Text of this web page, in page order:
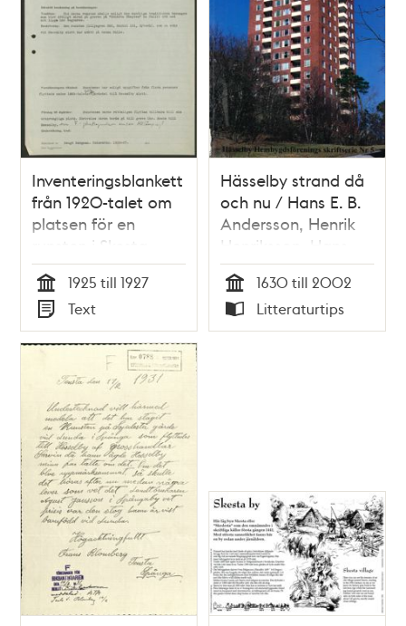
Inventeringsblankett
från 1920-talet om
platsen för en
runsten i Skesta,
Spånga.
Tid
1925 till 1927
Typ
Text
Hässelby strand då
och nu / Hans E. B.
Andersson, Henrik
Henriksson, Hans
Johansson
Tid
1630 till 2002
Typ
Litteraturtips